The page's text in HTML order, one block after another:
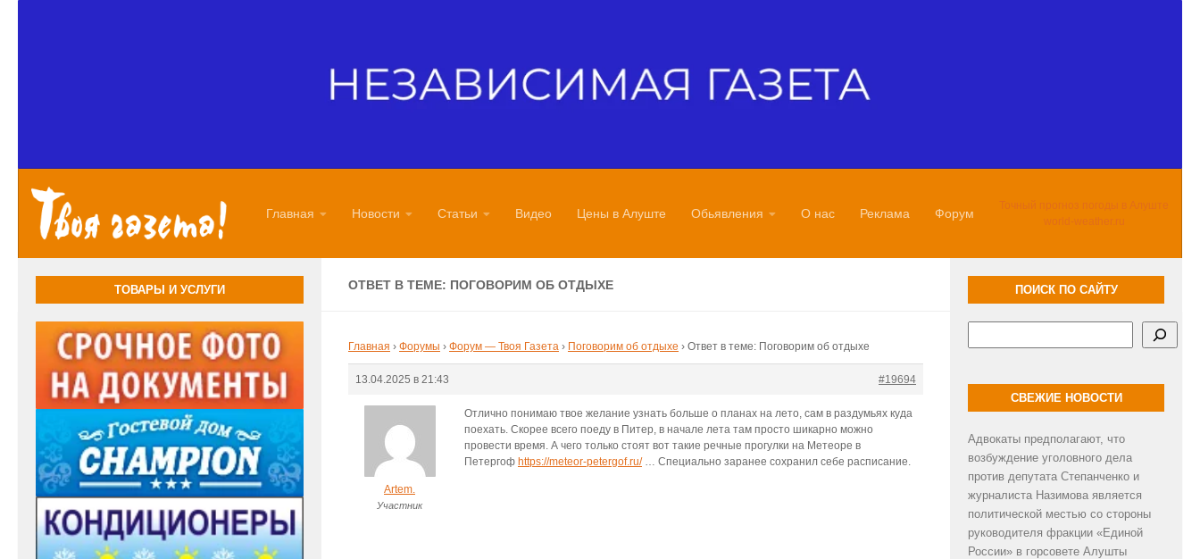
Главная Новости Статьи Видео Цены в Алуште Обьявления О нас Реклама Форум
Точный прогноз погоды в Алуште
world-weather.ru
ОТВЕТ В ТЕМЕ: ПОГОВОРИМ ОБ ОТДЫХЕ
Главная › Форумы › Форум — Твоя Газета › Поговорим об отдыхе › Ответ в теме: Поговорим об отдыхе
13.04.2025 в 21:43 #19694
Artem.
Участник
Отлично понимаю твое желание узнать больше о планах на лето, сам в раздумьях куда
поехать. Скорее всего поеду в Питер, в начале лета там просто шикарно можно
провести время. А чего только стоят вот такие речные прогулки на Метеоре в
Петергоф https://meteor-petergof.ru/… Специально заранее сохранил себе расписание.
ТОВАРЫ И УСЛУГИ ПОИСК ПО САЙТУ
СВЕЖИЕ НОВОСТИ
Адвокаты предполагают, что
возбуждение уголовного дела
против депутата Степанченко и
журналиста Назимова является
политической местью со стороны
руководителя фракции «Единой
России» в горсовете Алушты